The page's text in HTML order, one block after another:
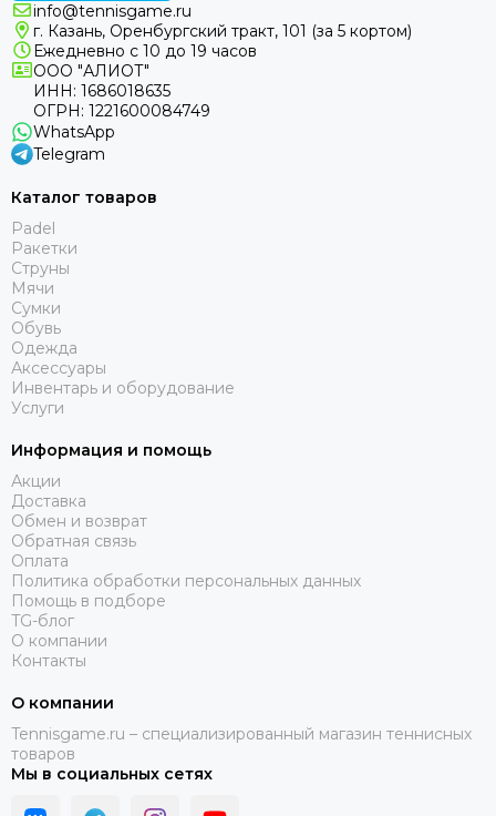
info@tennisgame.ru
г. Казань, Оренбургский тракт, 101 (за 5 кортом)
Ежедневно с 10 до 19 часов
ООО "АЛИОТ"
ИНН: 1686018635
ОГРН: 1221600084749
WhatsApp
Telegram
Каталог товаров
Padel
Ракетки
Струны
Мячи
Сумки
Обувь
Одежда
Аксессуары
Инвентарь и оборудование
Услуги
Информация и помощь
Акции
Доставка
Обмен и возврат
Обратная связь
Оплата
Политика обработки персональных данных
Помощь в подборе
TG-блог
О компании
Контакты
О компании
Tennisgame.ru – специализированный магазин теннисных
товаров
Мы в социальных сетях